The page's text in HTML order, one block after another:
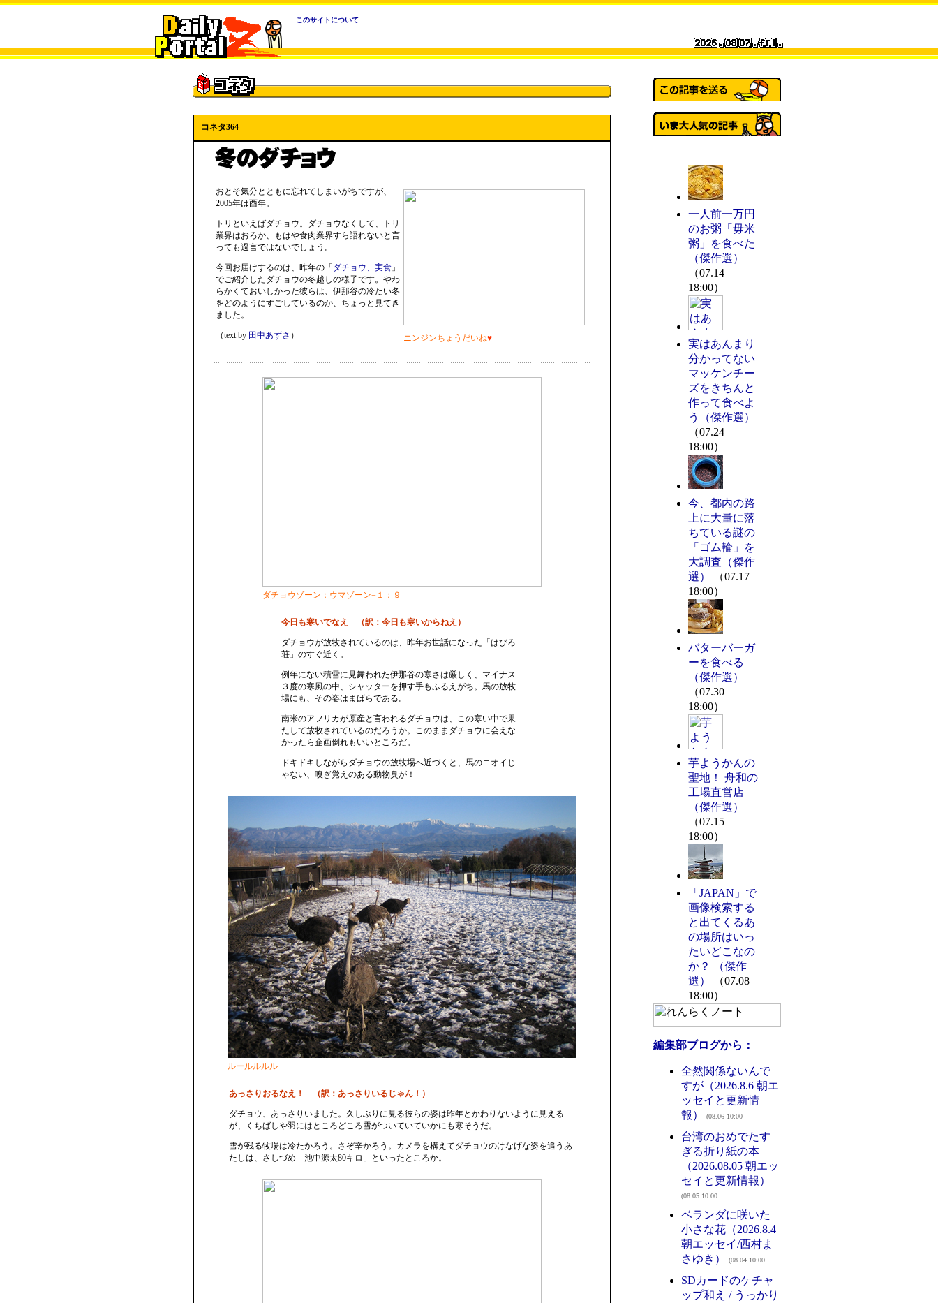
このサイトについて
コネタ364
ニンジンちょうだいね♥
おとそ気分とともに忘れてしまいがちですが、
2005年は酉年。
トリといえばダチョウ。ダチョウなくして、トリ
業界はおろか、もはや食肉業界すら語れないと言
っても過言ではないでしょう。
今回お届けするのは、昨年の「 ダチョウ、実食」
でご紹介したダチョウの冬越しの様子です。やわ
らかくておいしかった彼らは、伊那谷の冷たい冬
をどのようにすごしているのか、ちょっと見てき
ました。
（text by 田中あずさ ）
ダチョウゾーン：ウマゾーン=１：９
今日も寒いでなえ （訳：今日も寒いからねえ）
ダチョウが放牧されているのは、昨年お世話になった「はびろ
荘」のすぐ近く。
例年にない積雪に見舞われた伊那谷の寒さは厳しく、マイナス
３度の寒風の中、シャッターを押す手もふるえがち。馬の放牧
場にも、その姿はまばらである。
南米のアフリカが原産と言われるダチョウは、この寒い中で果
たして放牧されているのだろうか。このままダチョウに会えな
かったら企画倒れもいいところだ。
ドキドキしながらダチョウの放牧場へ近づくと、馬のニオイじ
ゃない、嗅ぎ覚えのある動物臭が！
ルールルルル
あっさりおるなえ！ （訳：あっさりいるじゃん！）
ダチョウ、あっさりいました。久しぶりに見る彼らの姿は昨年とかわりないように見える
が、くちばしや羽にはところどころ雪がついていていかにも寒そうだ。
雪が残る牧場は冷たかろう。さぞ辛かろう。カメラを構えてダチョウのけなげな姿を追うあ
たしは、さしづめ「池中源太80キロ」といったところか。
一人前一万円
のお粥「毋米
粥」を食べた
（傑作選）
（07.14
18:00）
実はあんまり
分かってない
マッケンチー
ズをきちんと
作って食べよ
う（傑作選）
（07.24
18:00）
今、都内の路
上に大量に落
ちている謎の
「ゴム輪」を
大調査（傑作
選）
（07.17
18:00）
バターバーガ
ーを食べる
（傑作選）
（07.30
18:00）
芋ようかんの
聖地！ 舟和の
工場直営店
（傑作選）
（07.15
18:00）
「JAPAN」で
画像検索する
と出てくるあ
の場所はいっ
たいどこなの
か？ （傑作
選）
（07.08
18:00）
編集部ブログから：
全然関係ないんで
すが（2026.8.6 朝エ
ッセイと更新情
報）
(08.06 10:00
台湾のおめでたす
ぎる折り紙の本
（2026.08.05 朝エッ
セイと更新情報）
(08.05 10:00
ベランダに咲いた
小さな花（2026.8.4
朝エッセイ/西村ま
さゆき）
(08.04 10:00
SDカードのケチャ
ップ和え / うっかり